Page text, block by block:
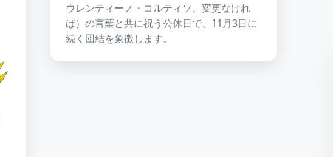
ウレンティーノ・コルティソ、変更なけれ
ば）の言葉と共に祝う公休日で、11月3日に
続く団結を象徴します。